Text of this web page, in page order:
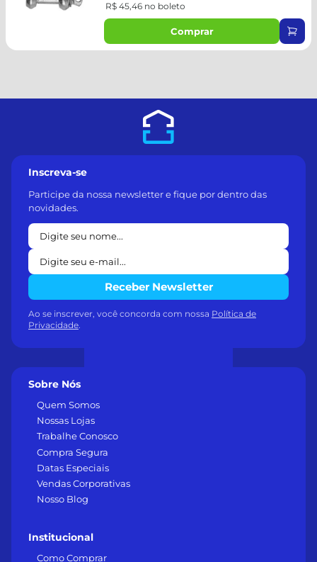
R$ 45,46 no boleto
Comprar
Sobre Nós
Quem Somos
Nossas Lojas
Trabalhe Conosco
Compra Segura
Datas Especiais
Vendas Corporativas
Nosso Blog
Institucional
Como Comprar
Inscreva-se
Participe da nossa newsletter e fique por dentro das
novidades.
Receber Newsletter
Ao se inscrever, você concorda com nossa Política de
Privacidade.